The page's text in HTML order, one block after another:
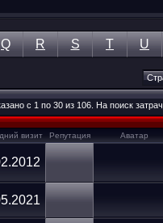
Q R S T U
с 1 по 30 из 106. На поиск
визит Репутация Аватар